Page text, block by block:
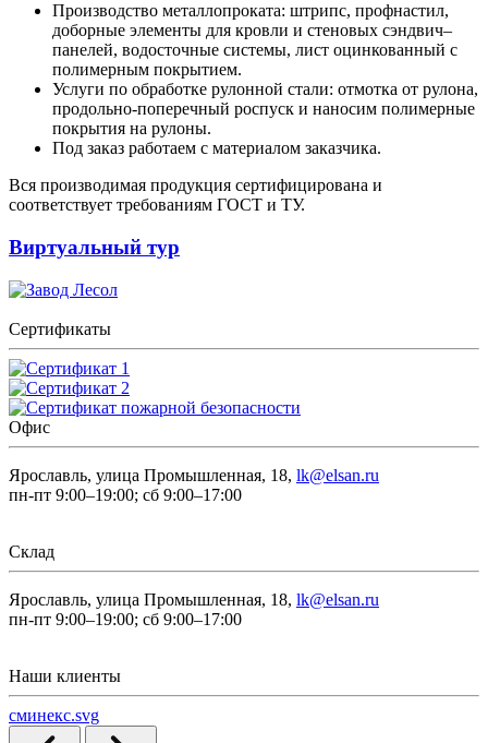
Производство металлопроката: штрипс, профнастил,
доборные элементы для кровли и стеновых сэндвич–
панелей, водосточные системы, лист оцинкованный с
полимерным покрытием.
Услуги по обработке рулонной стали: отмотка от рулона,
продольно-поперечный роспуск и наносим полимерные
покрытия на рулоны.
Под заказ работаем с материалом заказчика.
Вся производимая продукция сертифицирована и
соответствует требованиям ГОСТ и ТУ.
Виртуальный тур
Сертификаты
Офис
Ярославль, улица Промышленная, 18, lk@elsan.ru
пн-пт 9:00–19:00; сб 9:00–17:00
Склад
Ярославль, улица Промышленная, 18, lk@elsan.ru
пн-пт 9:00–19:00; сб 9:00–17:00
Наши клиенты
сминекс.svg